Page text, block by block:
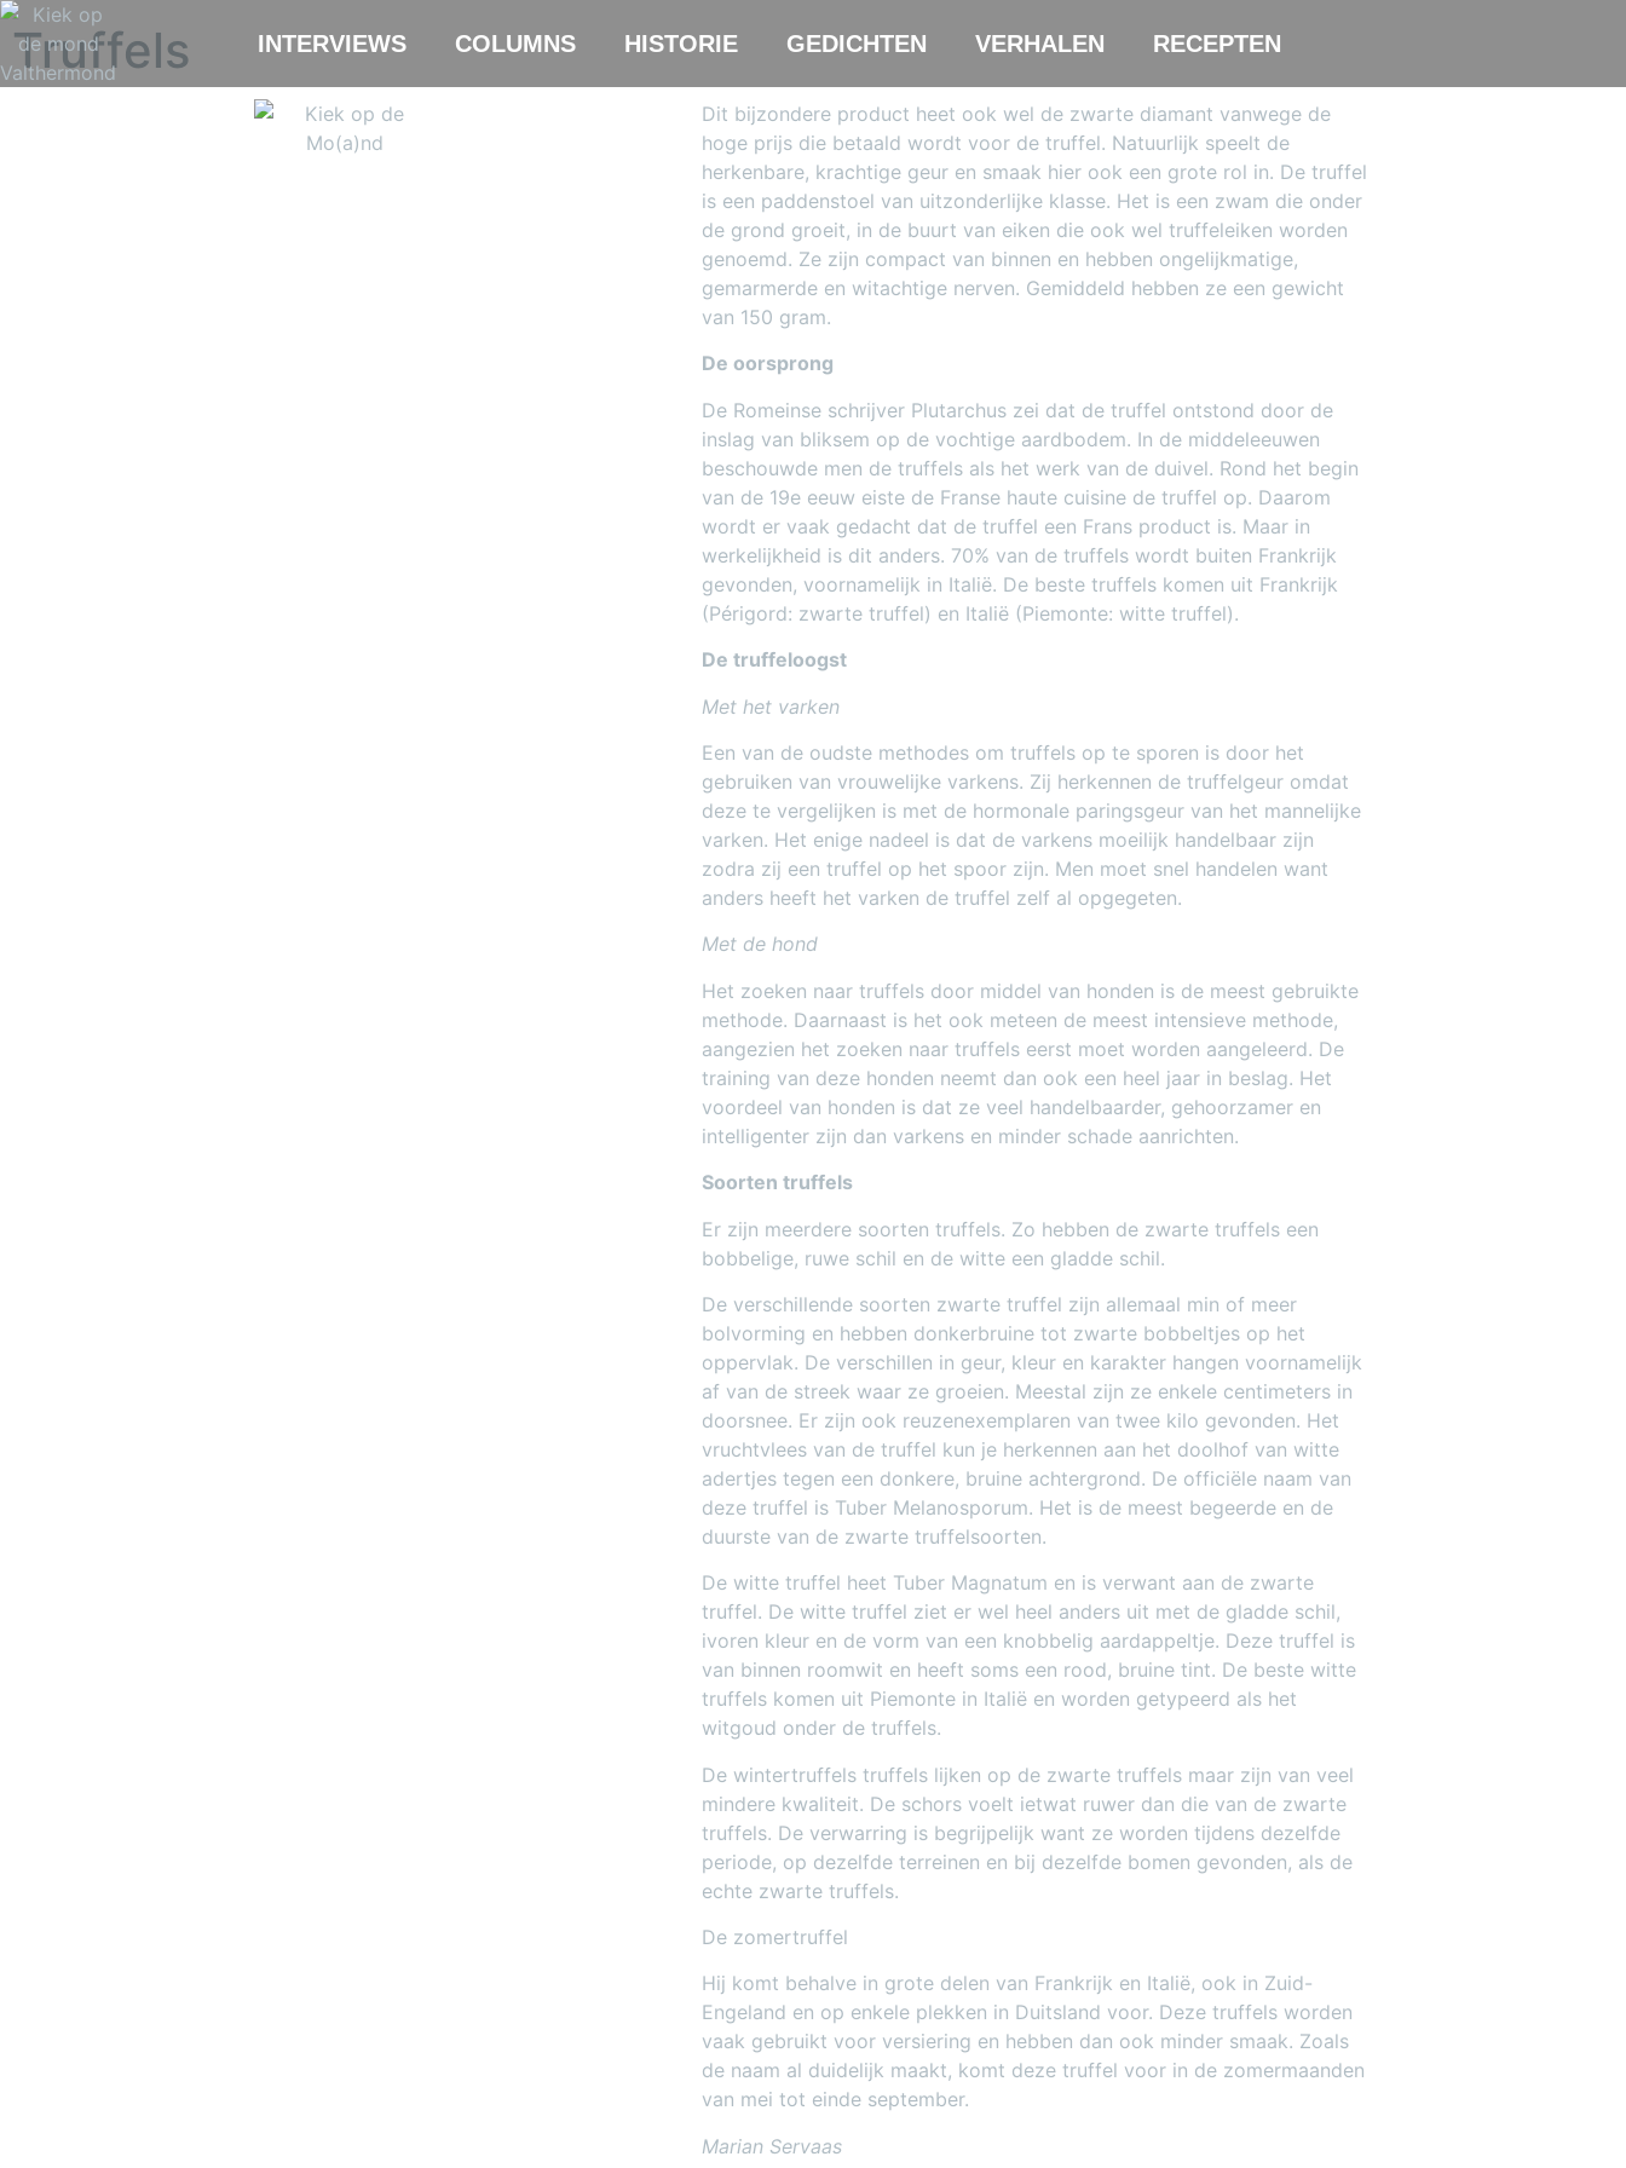
INTERVIEWS COLUMNS HISTORIE GEDICHTEN VERHALEN RECEPTEN
Truffels
Dit bijzondere product heet ook wel de zwarte diamant vanwege de
hoge prijs die betaald wordt voor de truffel. Natuurlijk speelt de
herkenbare, krachtige geur en smaak hier ook een grote rol in. De truffel
is een paddenstoel van uitzonderlijke klasse. Het is een zwam die onder
de grond groeit, in de buurt van eiken die ook wel truffeleiken worden
genoemd. Ze zijn compact van binnen en hebben ongelijkmatige,
gemarmerde en witachtige nerven. Gemiddeld hebben ze een gewicht
van 150 gram.
De oorsprong
De Romeinse schrijver Plutarchus zei dat de truffel ontstond door de
inslag van bliksem op de vochtige aardbodem. In de middeleeuwen
beschouwde men de truffels als het werk van de duivel. Rond het begin
van de 19e eeuw eiste de Franse haute cuisine de truffel op. Daarom
wordt er vaak gedacht dat de truffel een Frans product is. Maar in
werkelijkheid is dit anders. 70% van de truffels wordt buiten Frankrijk
gevonden, voornamelijk in Italië. De beste truffels komen uit Frankrijk
(Périgord: zwarte truffel) en Italië (Piemonte: witte truffel).
De truffeloogst
Met het varken
Een van de oudste methodes om truffels op te sporen is door het
gebruiken van vrouwelijke varkens. Zij herkennen de truffelgeur omdat
deze te vergelijken is met de hormonale paringsgeur van het mannelijke
varken. Het enige nadeel is dat de varkens moeilijk handelbaar zijn
zodra zij een truffel op het spoor zijn. Men moet snel handelen want
anders heeft het varken de truffel zelf al opgegeten.
Met de hond
Het zoeken naar truffels door middel van honden is de meest gebruikte
methode. Daarnaast is het ook meteen de meest intensieve methode,
aangezien het zoeken naar truffels eerst moet worden aangeleerd. De
training van deze honden neemt dan ook een heel jaar in beslag. Het
voordeel van honden is dat ze veel handelbaarder, gehoorzamer en
intelligenter zijn dan varkens en minder schade aanrichten.
Soorten truffels
Er zijn meerdere soorten truffels. Zo hebben de zwarte truffels een
bobbelige, ruwe schil en de witte een gladde schil.
De verschillende soorten zwarte truffel zijn allemaal min of meer
bolvorming en hebben donkerbruine tot zwarte bobbeltjes op het
oppervlak. De verschillen in geur, kleur en karakter hangen voornamelijk
af van de streek waar ze groeien. Meestal zijn ze enkele centimeters in
doorsnee. Er zijn ook reuzenexemplaren van twee kilo gevonden. Het
vruchtvlees van de truffel kun je herkennen aan het doolhof van witte
adertjes tegen een donkere, bruine achtergrond. De officiële naam van
deze truffel is Tuber Melanosporum. Het is de meest begeerde en de
duurste van de zwarte truffelsoorten.
De witte truffel heet Tuber Magnatum en is verwant aan de zwarte
truffel. De witte truffel ziet er wel heel anders uit met de gladde schil,
ivoren kleur en de vorm van een knobbelig aardappeltje. Deze truffel is
van binnen roomwit en heeft soms een rood, bruine tint. De beste witte
truffels komen uit Piemonte in Italië en worden getypeerd als het
witgoud onder de truffels.
De wintertruffels truffels lijken op de zwarte truffels maar zijn van veel
mindere kwaliteit. De schors voelt ietwat ruwer dan die van de zwarte
truffels. De verwarring is begrijpelijk want ze worden tijdens dezelfde
periode, op dezelfde terreinen en bij dezelfde bomen gevonden, als de
echte zwarte truffels.
De zomertruffel
Hij komt behalve in grote delen van Frankrijk en Italië, ook in Zuid-
Engeland en op enkele plekken in Duitsland voor. Deze truffels worden
vaak gebruikt voor versiering en hebben dan ook minder smaak. Zoals
de naam al duidelijk maakt, komt deze truffel voor in de zomermaanden
van mei tot einde september.
Marian Servaas